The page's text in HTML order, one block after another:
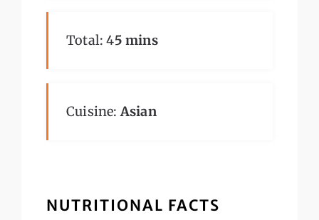
Total: 45 mins
Cuisine:Asian
NUTRITIONAL FACTS